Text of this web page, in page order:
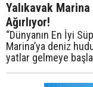
Yalıkavak
Ağırlıyor!
“Dünyanın En İyi
Marina’ya deniz
yatlar gelmeye